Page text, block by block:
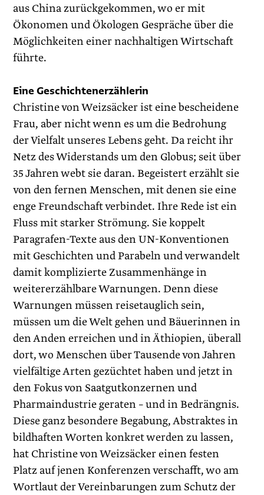
aus China zurückgekommen, wo er mit
Ökonomen und Ökologen Gespräche über die
Möglichkeiten einer nachhaltigen Wirtschaft
führte.
Eine Geschichtenerzählerin
Christine von Weizsäcker ist eine bescheidene
Frau, aber nicht wenn es um die Bedrohung
der Vielfalt unseres Lebens geht. Da reicht ihr
Netz des Widerstands um den Globus; seit über
35 Jahren webt sie daran. Begeistert erzählt sie
von den fernen Menschen, mit denen sie eine
enge Freundschaft verbindet. Ihre Rede ist ein
Fluss mit starker Strömung. Sie koppelt
Paragrafen-Texte aus den UN-Konventionen
mit Geschichten und Parabeln und verwandelt
damit komplizierte Zusammenhänge in
weitererzählbare Warnungen. Denn diese
Warnungen müssen reisetauglich sein,
müssen um die Welt gehen und Bäuerinnen in
den Anden erreichen und in Äthiopien, überall
dort, wo Menschen über Tausende von Jahren
vielfältige Arten gezüchtet haben und jetzt in
den Fokus von Saatgutkonzernen und
Pharmaindustrie geraten – und in Bedrängnis.
Diese ganz besondere Begabung, Abstraktes in
bildhaften Worten konkret werden zu lassen,
hat Christine von Weizsäcker einen festen
Platz auf jenen Konferenzen verschafft, wo am
Wortlaut der Vereinbarungen zum Schutz der